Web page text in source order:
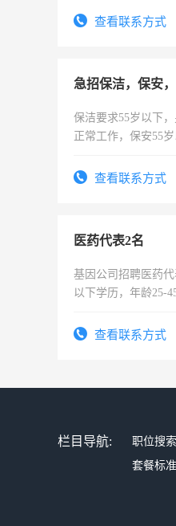
查看联系方式
保洁要求55岁以下
正常工作，保安55
录，客服要求45岁以
查看联系方式
医药代表2名
基因公司招聘医药
以下学历，年龄25-
表或者有医学资质的
查看联系方式
栏目导航: 职位搜索
套餐标准